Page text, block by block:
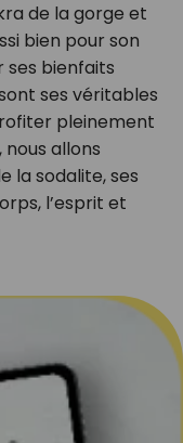
de la gorge et
bien pour son
ses bienfaits
ses véritables
pleinement
allons
la sodalite, ses
l’esprit et